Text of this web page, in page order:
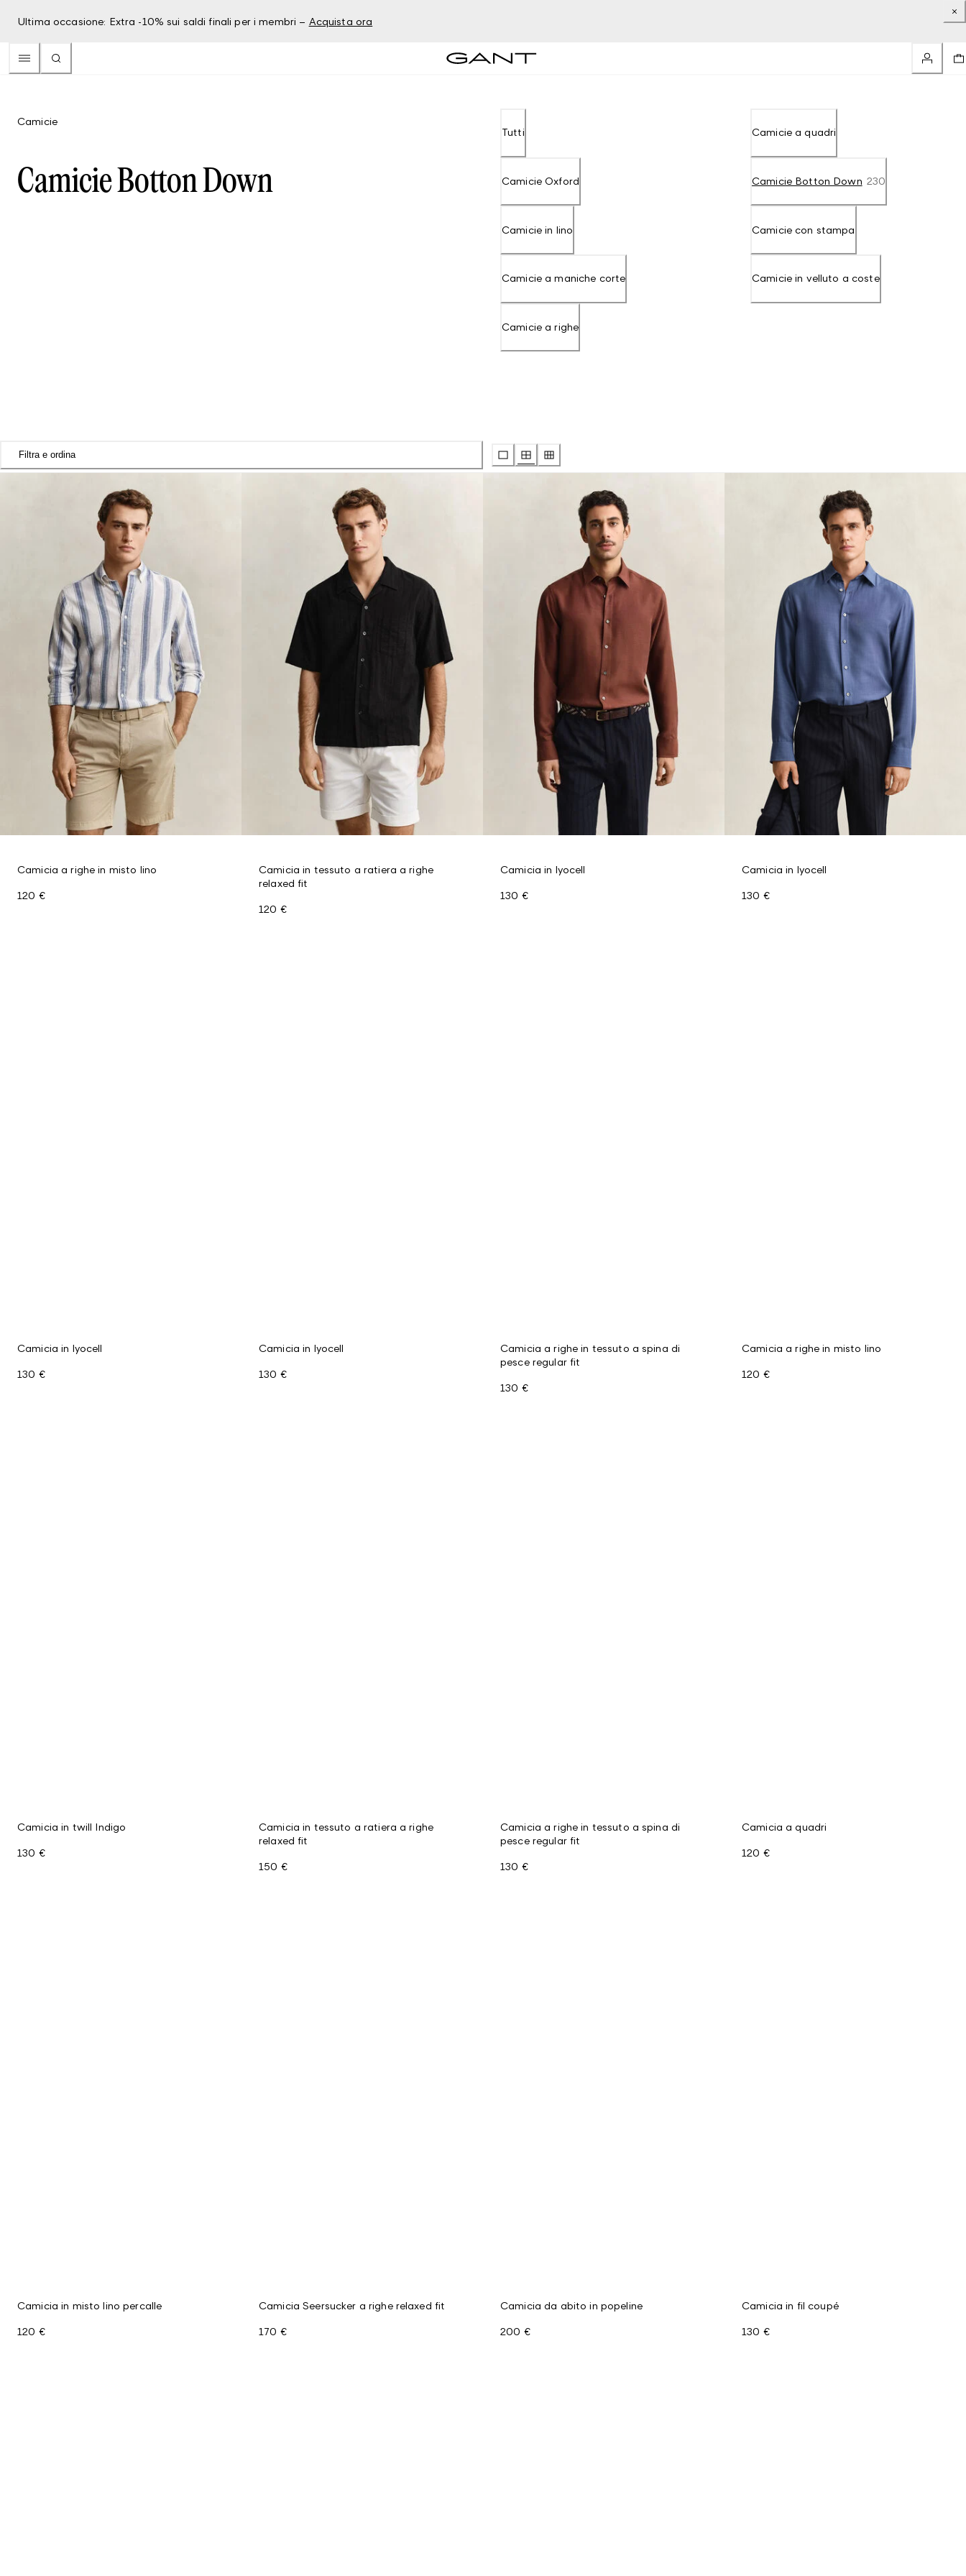
Ultima occasione: Extra -10% sui saldi finali per i membri – Acquista ora
Camicie
Camicie Botton Down
Tutti
Camicie Oxford
Camicie in lino
Camicie a maniche corte
Camicie a righe
Camicie a quadri
Camicie Botton Down 230
Camicie con stampa
Camicie in velluto a coste
Filtra e ordina
Camicia a righe in misto lino
120 €
Camicia in tessuto a ratiera a righe
relaxed fit
120 €
Camicia in lyocell
130 €
Camicia in lyocell
130 €
Camicia in lyocell
130 €
Camicia in lyocell
130 €
Camicia a righe in tessuto a spina di
pesce regular fit
130 €
Camicia a righe in misto lino
120 €
Camicia in twill Indigo
130 €
Camicia in tessuto a ratiera a righe
relaxed fit
150 €
Camicia a righe in tessuto a spina di
pesce regular fit
130 €
Camicia a quadri
120 €
Camicia in misto lino percalle
120 €
Camicia Seersucker a righe relaxed fit
170 €
Camicia da abito in popeline
200 €
Camicia in fil coupé
130 €